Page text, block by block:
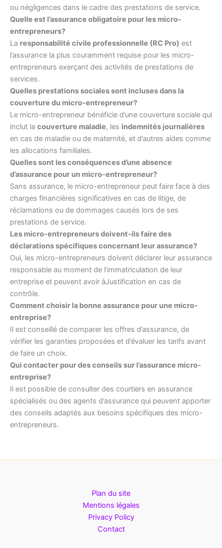
ou négligences dans le cadre des prestations de service.
Quelle est l’assurance obligatoire pour les micro-
entrepreneurs?
La responsabilité civile professionnelle (RC Pro) est
l’assurance la plus couramment requise pour les micro-
entrepreneurs exerçant des activités de prestations de
services.
Quelles prestations sociales sont incluses dans la
couverture du micro-entrepreneur?
Le micro-entrepreneur bénéficie d’une couverture sociale qui
inclut la couverture maladie, les indemnités journalières
en cas de maladie ou de maternité, et d’autres aides comme
les allocations familiales.
Quelles sont les conséquences d’une absence
d’assurance pour un micro-entrepreneur?
Sans assurance, le micro-entrepreneur peut faire face à des
charges financières significatives en cas de litige, de
réclamations ou de dommages causés lors de ses
prestations de service.
Les micro-entrepreneurs doivent-ils faire des
déclarations spécifiques concernant leur assurance?
Oui, les micro-entrepreneurs doivent déclarer leur assurance
responsable au moment de l’immatriculation de leur
entreprise et peuvent avoir àJustification en cas de
contrôle.
Comment choisir la bonne assurance pour une micro-
entreprise?
Il est conseillé de comparer les offres d’assurance, de
vérifier les garanties proposées et d’évaluer les tarifs avant
de faire un choix.
Qui contacter pour des conseils sur l’assurance micro-
entreprise?
Il est possible de consulter des courtiers en assurance
spécialisés ou des agents d’assurance qui peuvent apporter
des conseils adaptés aux besoins spécifiques des micro-
entrepreneurs.
Plan du site
Mentions légales
Privacy Policy
Contact